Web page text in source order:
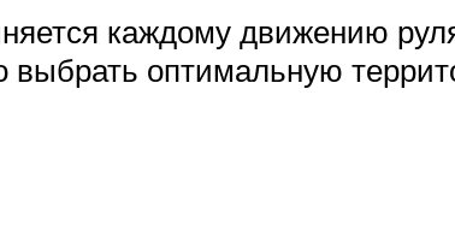
каждому движению
выбрать оптимальную